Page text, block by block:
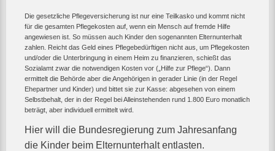
Die gesetzliche Pflegeversicherung ist nur eine Teilkasko und kommt nicht
für die gesamten Pflegekosten auf, wenn ein Mensch auf fremde Hilfe
angewiesen ist. So müssen auch Kinder den sogenannten Elternunterhalt
zahlen. Reicht das Geld eines Pflegebedürftigen nicht aus, um Pflegekosten
und/oder die Unterbringung in einem Heim zu finanzieren, schießt das
Sozialamt zwar die notwendigen Kosten vor („Hilfe zur Pflege“). Dann
ermittelt die Behörde aber die Angehörigen in gerader Linie (in der Regel
Ehepartner und Kinder) und bittet sie zur Kasse: abgesehen von einem
Selbstbehalt, der in der Regel bei Alleinstehenden rund 1.800 Euro monatlich
beträgt, aber individuell ermittelt wird.
Hier will die Bundesregierung zum Jahresanfang
die Kinder beim Elternunterhalt entlasten.